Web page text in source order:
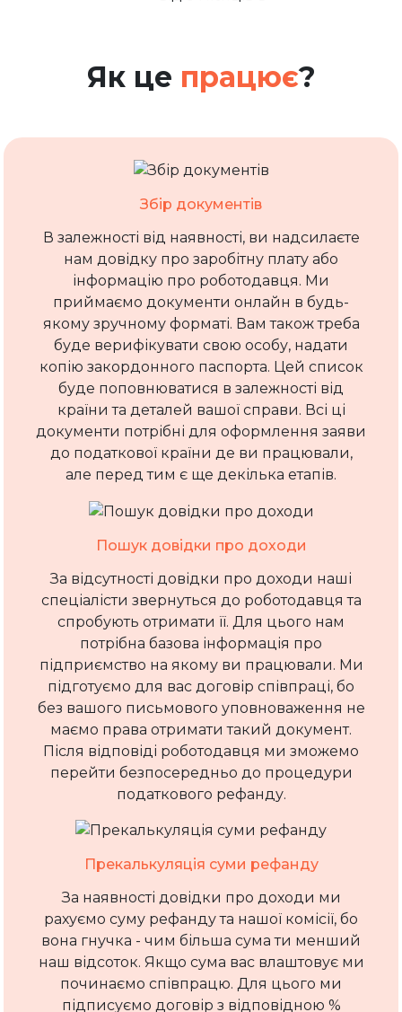
Як це працює?
Збір документів
В залежності від наявності, ви надсилаєте
нам довідку про заробітну плату або
інформацію про роботодавця. Ми
приймаємо документи онлайн в будь-
якому зручному форматі. Вам також треба
буде верифікувати свою особу, надати
копію закордонного паспорта. Цей список
буде поповнюватися в залежності від
країни та деталей вашої справи. Всі ці
документи потрібні для оформлення заяви
до податкової країни де ви працювали,
але перед тим є ще декілька етапів.
Пошук довідки про доходи
За відсутності довідки про доходи наші
спеціалісти звернуться до роботодавця та
спробують отримати її. Для цього нам
потрібна базова інформація про
підприємство на якому ви працювали. Ми
підготуємо для вас договір співпраці, бо
без вашого письмового уповноваження не
маємо права отримати такий документ.
Після відповіді роботодавця ми зможемо
перейти безпосередньо до процедури
податкового рефанду.
Прекалькуляція суми рефанду
За наявності довідки про доходи ми
рахуємо суму рефанду та нашої комісії, бо
вона гнучка - чим більша сума ти менший
наш відсоток. Якщо сума вас влаштовує ми
починаємо співпрацю. Для цього ми
підписуємо договір з відповідною %